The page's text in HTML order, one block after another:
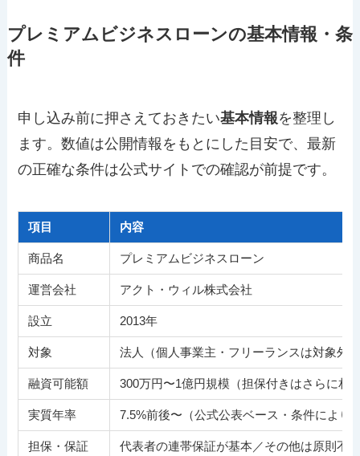
プレミアムビジネスローンの基本情報・条
件
申し込み前に押さえておきたい基本情報を整理し
ます。数値は公開情報をもとにした目安で、最新
の正確な条件は公式サイトでの確認が前提です。
項目 内容
商品名 プレミアムビジネスローン
運営会社 アクト・ウィル株式会社
設立 2013年
対象 法人（個人事業主・フリーランスは対象外）
融資可能額 300万円〜1億円規模（担保付きはさらに相
実質年率 7.5%前後〜（公式公表ベース・条件により
担保・保証 代表者の連帯保証が基本／その他は原則不要